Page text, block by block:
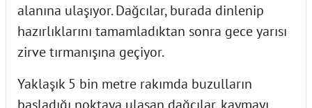
alanına ulaşıyor. Dağcılar, burada dinlenip
hazırlıklarını tamamladıktan sonra gece yarısı
zirve tırmanışına geçiyor.
Yaklaşık 5 bin metre rakımda buzulların